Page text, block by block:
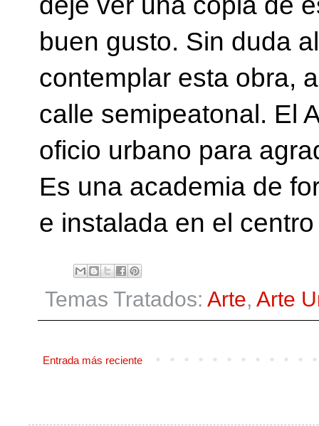
buen gusto. Sin duda
contemplar esta obra,
calle semipeatonal. El
oficio urbano para
Es una academia de
e instalada en el
Temas Tratados: Arte, Arte
Entrada más reciente